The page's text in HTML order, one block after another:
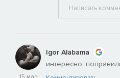
Igor Alabama
интересно,